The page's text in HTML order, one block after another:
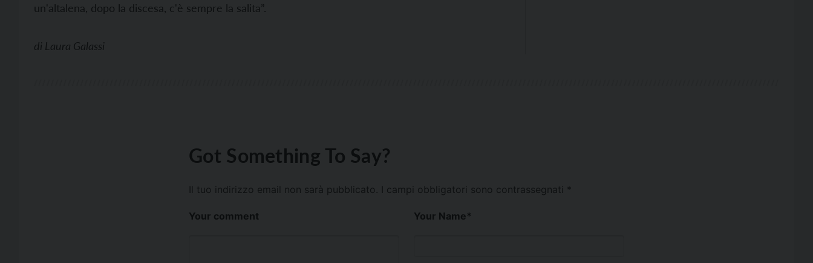
un'altalena, dopo la discesa, c'è sempre la salita”.
di Laura Galassi
Got Something To Say?
Il tuo indirizzo email non sarà pubblicato. I campi obbligatori sono contrassegnati *
Your comment Your Name*